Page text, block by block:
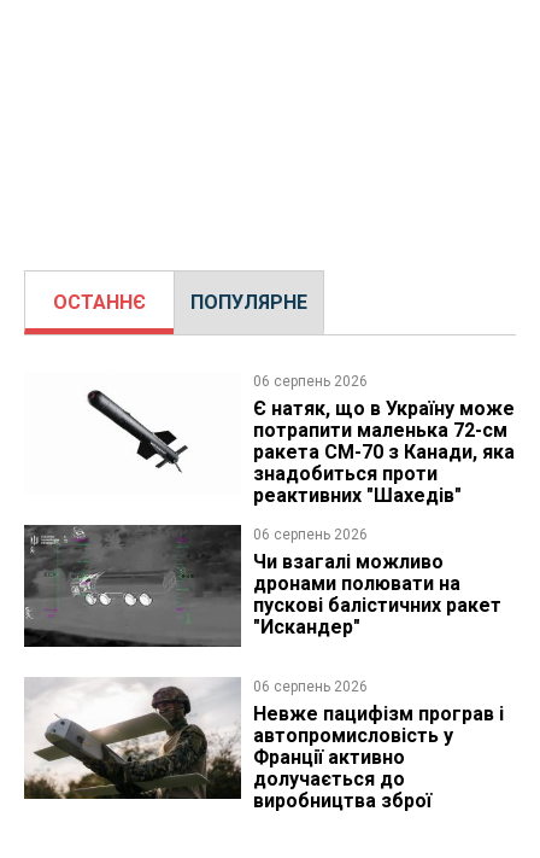
ОСТАННЄ ПОПУЛЯРНЕ
06 серпень 2026
Є натяк, що в Україну може
потрапити маленька 72-см
ракета CM-70 з Канади, яка
знадобиться проти
реактивних "Шахедів"
06 серпень 2026
Чи взагалі можливо
дронами полювати на
пускові балістичних ракет
"Искандер"
06 серпень 2026
Невже пацифізм програв і
автопромисловість у
Франції активно
долучається до
виробництва зброї